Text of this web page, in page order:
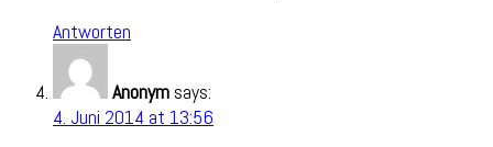
Antworten
Anonym says:
4. Juni 2014 at 13:56